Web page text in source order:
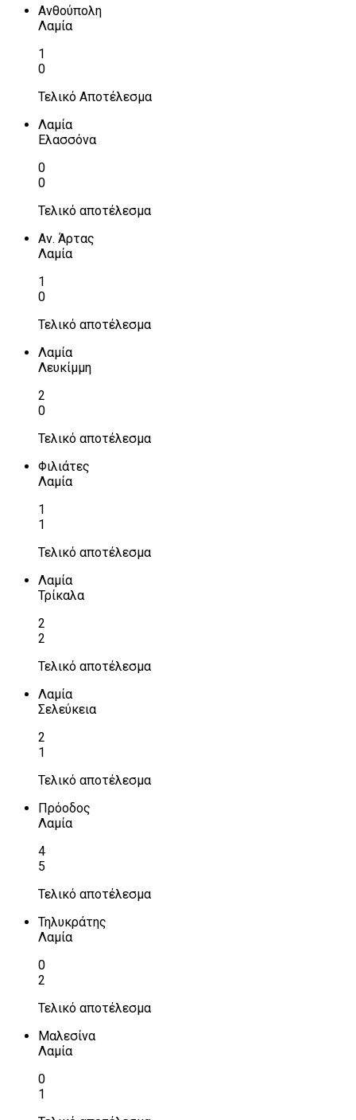
Ανθούπολη
Λαμία
1
0
Τελικό Αποτέλεσμα
Λαμία
Ελασσόνα
0
0
Τελικό αποτέλεσμα
Αν. Άρτας
Λαμία
1
0
Τελικό αποτέλεσμα
Λαμία
Λευκίμμη
2
0
Τελικό αποτέλεσμα
Φιλιάτες
Λαμία
1
1
Τελικό αποτέλεσμα
Λαμία
Τρίκαλα
2
2
Τελικό αποτέλεσμα
Λαμία
Σελεύκεια
2
1
Τελικό αποτέλεσμα
Πρόοδος
Λαμία
4
5
Τελικό αποτέλεσμα
Τηλυκράτης
Λαμία
0
2
Τελικό αποτέλεσμα
Μαλεσίνα
Λαμία
0
1